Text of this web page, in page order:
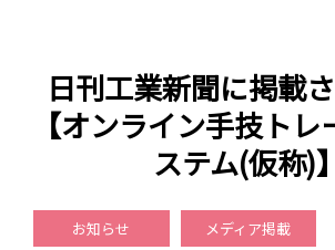
日刊工業新聞に掲載
【オンライン手技ト
ステム(仮称)】
お知らせ メディア掲載